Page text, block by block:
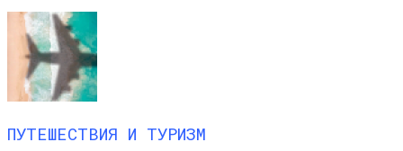
ПУТЕШЕСТВИЯ И ТУРИЗМ